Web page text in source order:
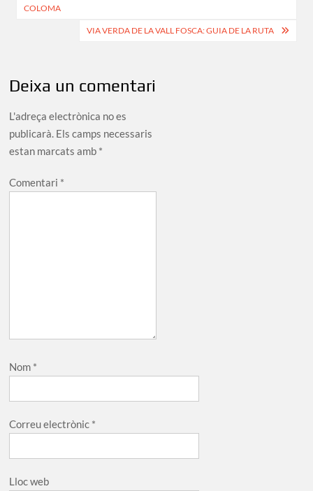
COLOMA
VIA VERDA DE LA VALL FOSCA: GUIA DE LA RUTA
Deixa un comentari
L'adreça electrònica no es
publicarà. Els camps necessaris
estan marcats amb *
Comentari *
Nom *
Correu electrònic *
Lloc web